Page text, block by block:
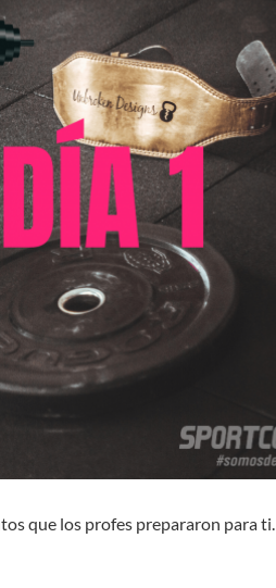
que los profes prepararon para ti.